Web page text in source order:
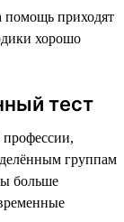
помощь приходят
хорошо
тест
профессии,
группам
больше